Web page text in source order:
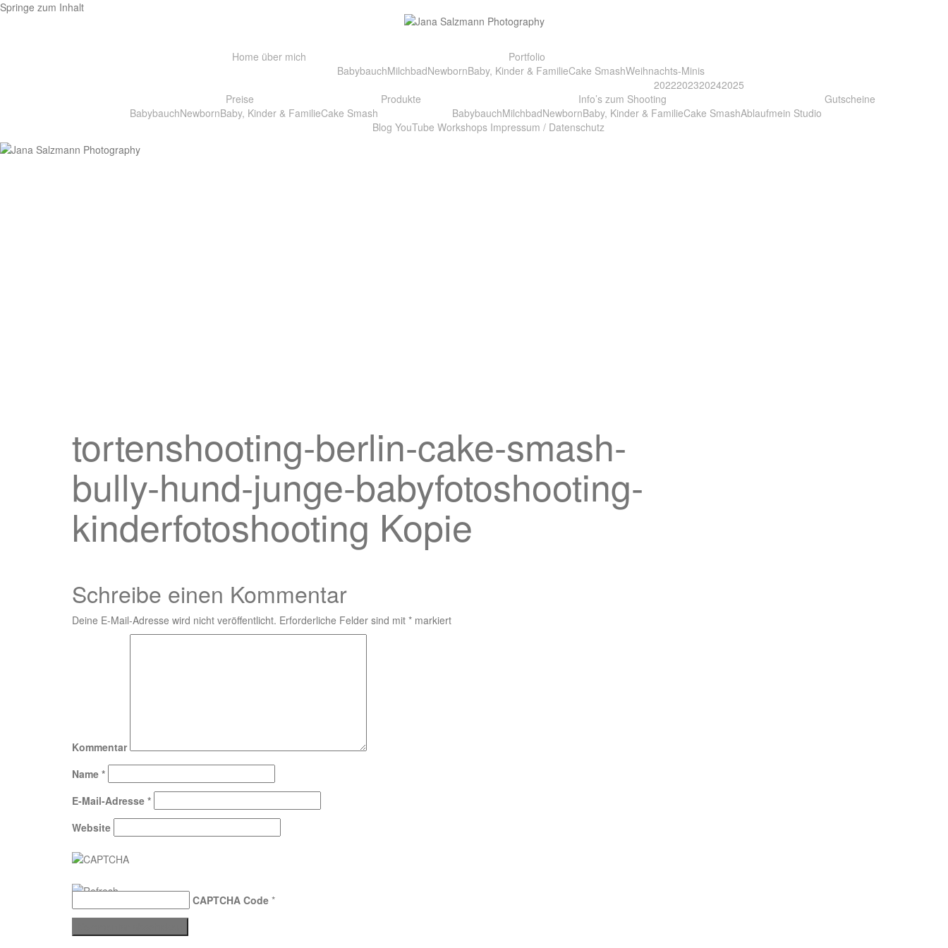
Springe zum Inhalt
Home über mich
Portfolio
BabybauchMilchbadNewbornBaby, Kinder & FamilieCake SmashWeihnachts-Minis
2022202320242025
Preise
BabybauchNewbornBaby, Kinder & FamilieCake Smash
Produkte
Info’s zum Shooting
BabybauchMilchbadNewbornBaby, Kinder & FamilieCake SmashAblaufmein Studio
Gutscheine
Blog YouTube Workshops Impressum / Datenschutz
tortenshooting-berlin-cake-smash-
bully-hund-junge-babyfotoshooting-
kinderfotoshooting Kopie
Schreibe einen Kommentar
Deine E-Mail-Adresse wird nicht veröffentlicht. Erforderliche Felder sind mit * markiert
Kommentar
Name *
E-Mail-Adresse *
Website
CAPTCHA Code *